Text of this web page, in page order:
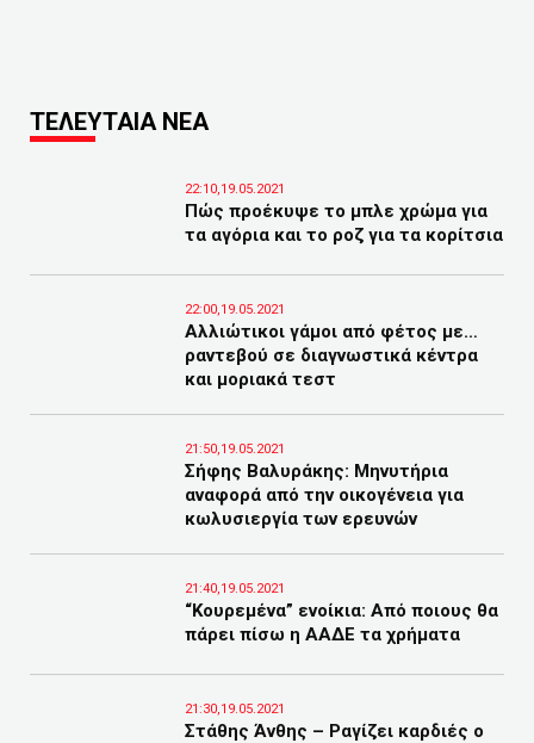
ΤΕΛΕΥΤΑΙΑ ΝΕΑ
22:10,19.05.2021
Πώς προέκυψε το μπλε χρώμα για
τα αγόρια και το ροζ για τα κορίτσια
22:00,19.05.2021
Αλλιώτικοι γάμοι από φέτος με…
ραντεβού σε διαγνωστικά κέντρα
και μοριακά τεστ
21:50,19.05.2021
Σήφης Βαλυράκης: Μηνυτήρια
αναφορά από την οικογένεια για
κωλυσιεργία των ερευνών
21:40,19.05.2021
“Κουρεμένα” ενοίκια: Από ποιους θα
πάρει πίσω η ΑΑΔΕ τα χρήματα
21:30,19.05.2021
Στάθης Άνθης – Ραγίζει καρδιές ο